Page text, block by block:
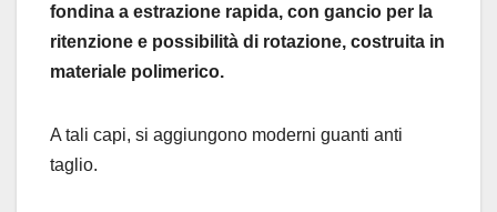
fondina a estrazione rapida, con gancio per la
ritenzione e possibilità di rotazione, costruita in
materiale polimerico.
A tali capi, si aggiungono moderni guanti anti
taglio.